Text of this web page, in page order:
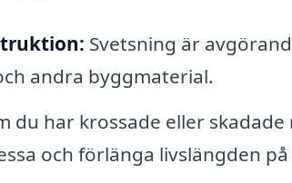
Svetsning är
andra byggmaterial.
du har krossade eller
och förlänga livslängden